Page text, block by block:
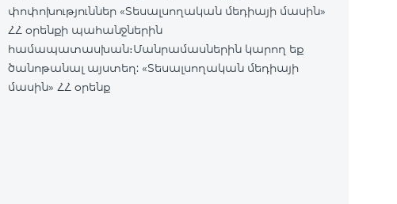
փոփոխություններ «Տեսալսողական մեդիայի մասին»
ՀՀ օրենքի պահանջներին
համապատասխան։Մանրամասներին կարող եք
ծանոթանալ այստեղ: «Տեսալսողական մեդիայի
մասին» ՀՀ օրենք